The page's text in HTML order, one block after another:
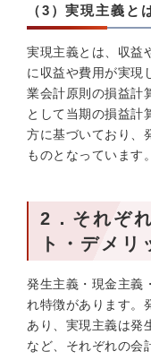
（3）実現主義と
実現主義とは、収益
に収益や費用が実現
業会計原則の損益計
として当期の損益計
方に基づいており、
ものとなっています。
2．それぞ
ト・デメリ
発生主義・現金主義
れ特徴があります。
あり、実現主義は発
など、それぞれの会